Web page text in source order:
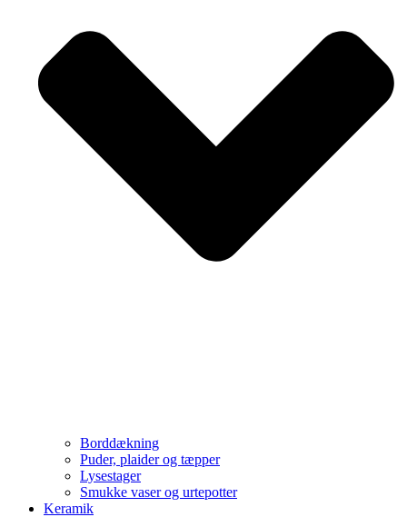
Borddækning
Puder, plaider og tæpper
Lysestager
Smukke vaser og urtepotter
Keramik